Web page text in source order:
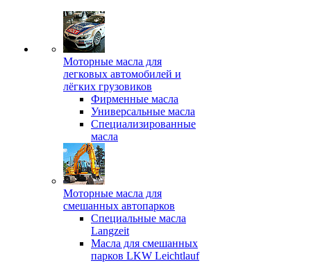
Моторные масла для
легковых автомобилей и
лёгких грузовиков
Фирменные масла
Универсальные масла
Специализированные
масла
Моторные масла для
смешанных автопарков
Специальные масла
Langzeit
Масла для смешанных
парков LKW Leichtlauf